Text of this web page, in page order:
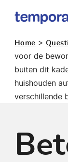
tijdelijk
Home >
voor de
buiten dit
huishouden
verschillende